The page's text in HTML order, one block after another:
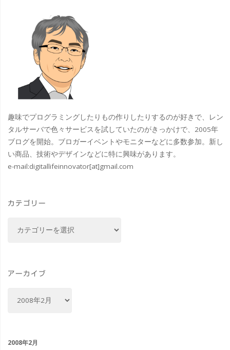
趣味でプログラミングしたりもの作りしたりするのが好きで、レン
タルサーバで色々サービスを試していたのがきっかけで、2005年
ブログを開始。ブロガーイベントやモニターなどに多数参加。新し
い商品、技術やデザインなどに特に興味があります。
e-mail:digitallifeinnovator[at]gmail.com
カテゴリー
ー
アーカイブ
ブ
2008年2月